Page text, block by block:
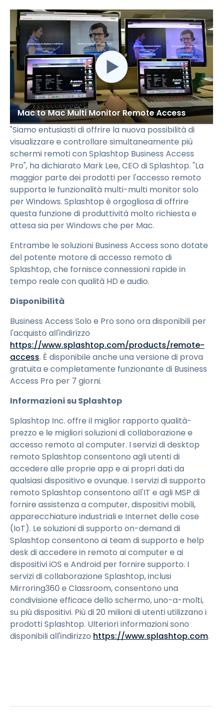
Mac to Mac Multi Monitor Remote Access
"Siamo entusiasti di offrire la nuova possibilità di
visualizzare e controllare simultaneamente più
schermi remoti con Splashtop Business Access
Pro", ha dichiarato Mark Lee, CEO di Splashtop. "La
maggior parte dei prodotti per l'accesso remoto
supporta le funzionalità multi-multi monitor solo
per Windows. Splashtop è orgogliosa di offrire
questa funzione di produttività molto richiesta e
attesa sia per Windows che per Mac.
Entrambe le soluzioni Business Access sono dotate
del potente motore di accesso remoto di
Splashtop, che fornisce connessioni rapide in
tempo reale con qualità HD e audio.
Disponibilità
Business Access Solo e Pro sono ora disponibili per
l'acquisto all'indirizzo
https://www.splashtop.com/products/remote-
access. È disponibile anche una versione di prova
gratuita e completamente funzionante di Business
Access Pro per 7 giorni.
Informazioni su Splashtop
Splashtop Inc. offre il miglior rapporto qualità-
prezzo e le migliori soluzioni di collaborazione e
accesso remoto al computer. I servizi di desktop
remoto Splashtop consentono agli utenti di
accedere alle proprie app e ai propri dati da
qualsiasi dispositivo e ovunque. I servizi di supporto
remoto Splashtop consentono all'IT e agli MSP di
fornire assistenza a computer, dispositivi mobili,
apparecchiature industriali e Internet delle cose
(IoT). Le soluzioni di supporto on-demand di
Splashtop consentono ai team di supporto e help
desk di accedere in remoto ai computer e ai
dispositivi iOS e Android per fornire supporto. I
servizi di collaborazione Splashtop, inclusi
Mirroring360 e Classroom, consentono una
condivisione efficace dello schermo, uno-a-molti,
su più dispositivi. Più di 20 milioni di utenti utilizzano i
prodotti Splashtop. Ulteriori informazioni sono
disponibili all'indirizzo https://www.splashtop.com.